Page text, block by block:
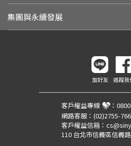
集團與永續發展
加好友 追蹤我
客戶權益專線 ：
網路客服： (02)2755-
客戶權益信箱：
110 台北市信義區信義